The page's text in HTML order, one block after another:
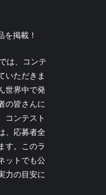
を掲載！
は、コンテ
いただきま
世界中で発
の皆さんに
コンテスト
、応募者全
す。このラ
ットでも公
力の目安に